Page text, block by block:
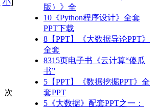
次
版）》全
10 《Python程序设计》全套
PPT下载
8 【PPT】《大数据导论PPT》
全套
8315页电子书《云计算“傻瓜
书”
5 【PPT】《数据挖掘PPT》全
套PPT
5 《大数据》配套PPT之一：